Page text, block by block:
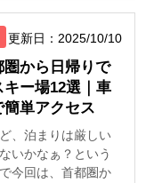
更新日：2025/10/10
圏から日帰りで
ー場12選｜車
単アクセス
、泊まりは厳しい
いかなぁ？という
今回は、首都圏か